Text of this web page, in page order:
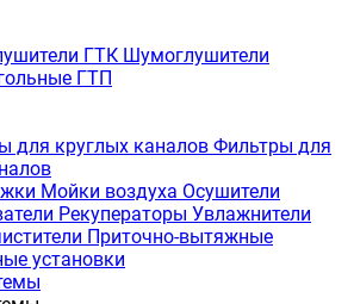
ГТК Шумоглушители
ГТП
для круглых каналов Фильтры для
Мойки воздуха Осушители
Рекуператоры Увлажнители
Приточно-вытяжные
установки